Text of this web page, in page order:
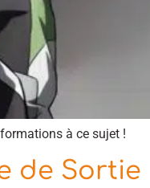
à ce sujet !
de Sortie